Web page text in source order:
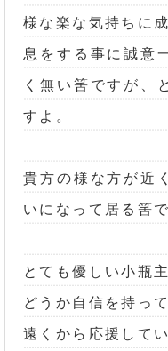
様な楽な気持ちに
息をする事に誠意
く無い筈ですが、
すよ。
貴方の様な方が近
いになって居る筈で
とても優しい小瓶
どうか自信を持っ
遠くから応援してい